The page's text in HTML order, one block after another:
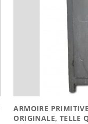
ARMOIRE
ORIGINALE, TELLE